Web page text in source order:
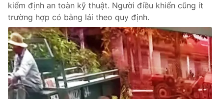
kiểm định an toàn kỹ thuật. Người điều khiển cũng ít
trường hợp có bằng lái theo quy định.